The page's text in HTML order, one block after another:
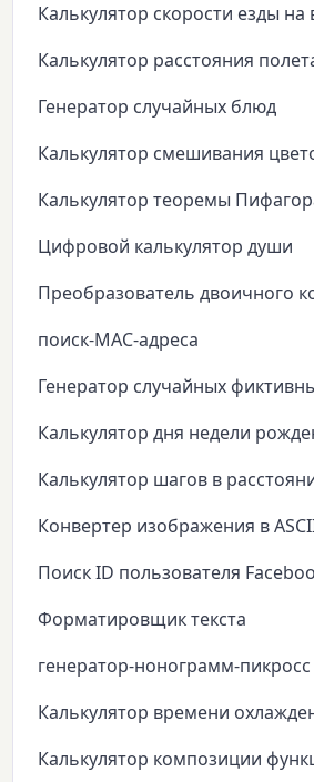
Калькулятор скорости езды на
Калькулятор расстояния
Генератор случайных блюд
Калькулятор смешивания
Калькулятор теоремы
Цифровой калькулятор души
Преобразователь двоичного
поиск-MAC-адреса
Генератор случайных
Калькулятор дня недели
Калькулятор шагов в
Конвертер изображения в
Поиск ID пользователя
Форматировщик текста
генератор-нонограмм-пикросс
Калькулятор времени
Калькулятор композиции